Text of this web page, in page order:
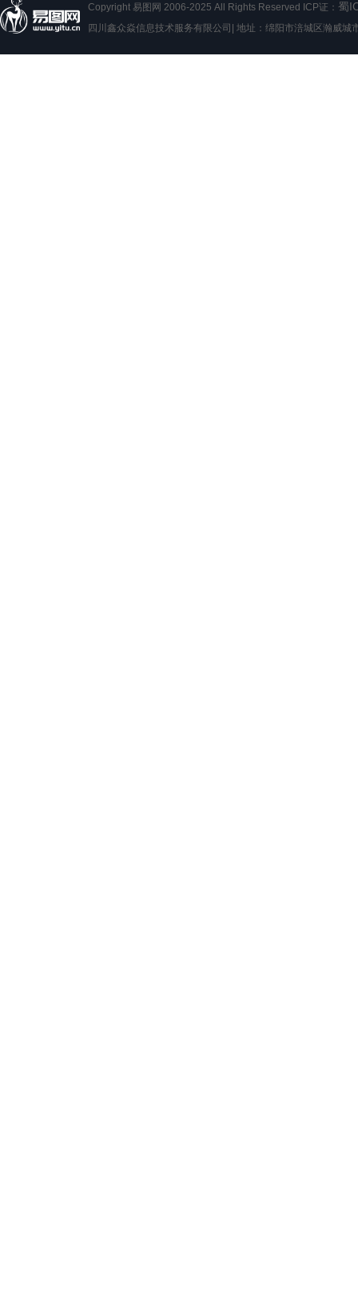
Copyright 易图网 2006-2025 All Rights Reserved ICP证： 蜀
四川鑫众焱信息技术服务有限公司| 地址：绵阳市涪城区瀚威城